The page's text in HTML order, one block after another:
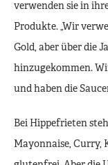
verwenden sie in
Produkte. „Wir
Gold, aber über die
hinzugekommen.
und haben die
Bei Hippefrieten
Mayonnaise, Curry,